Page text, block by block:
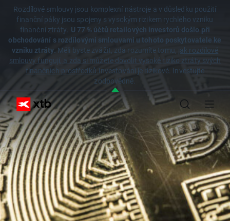
Rozdílové smlouvy jsou komplexní nástroje a v důsledku použití
finanční páky jsou spojeny s vysokým rizikem rychlého vzniku
finanční ztráty. U 77 % účtů retailových investorů došlo při
obchodování s rozdílovými smlouvami u tohoto poskytovatele ke
vzniku ztráty. Měli byste zvážit, zda rozumíte tomu, jak rozdílové
smlouvy fungují, a zda si můžete dovolit vysoké riziko ztráty svých
finančních prostředků.Investování je rizikové. Investujte
zodpovědně.